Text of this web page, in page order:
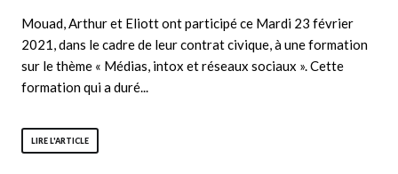
Mouad, Arthur et Eliott ont participé ce Mardi 23 février
2021, dans le cadre de leur contrat civique, à une formation
sur le thème « Médias, intox et réseaux sociaux ». Cette
formation qui a duré...
LIRE L'ARTICLE